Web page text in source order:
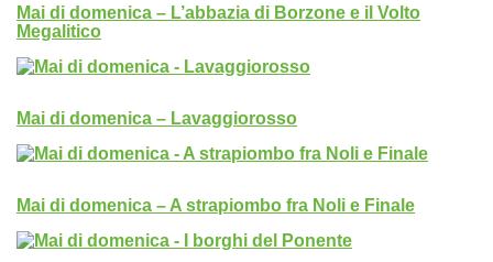
Mai di domenica – L’abbazia di Borzone e il Volto
Megalitico
Mai di domenica – Lavaggiorosso
Mai di domenica – A strapiombo fra Noli e Finale